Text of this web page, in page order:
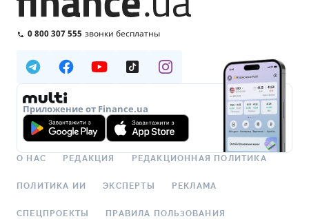
0 800 307 555 звонки бесплатны
Приложение от Finance.ua
О НАС РЕДАКЦИЯ РЕДАКЦИОННАЯ ПОЛИТИКА
ПОЛИТИКА ИИ ЭКСПЕРТЫ РЕКЛАМА
СПЕЦПРОЕКТЫ ПРАВИЛА ПОЛЬЗОВАНИЯ